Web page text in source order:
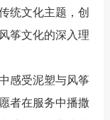
统文化主题，创
筝文化的深入理
感受泥塑与风筝
者在服务中播撒